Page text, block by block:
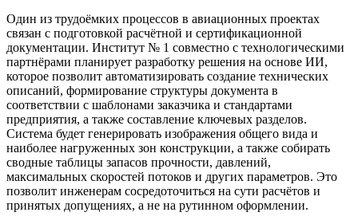
Один из трудоёмких процессов в авиационных проектах
связан с подготовкой расчётной и сертификационной
документации. Институт № 1 совместно с технологическими
партнёрами планирует разработку решения на основе ИИ,
которое позволит автоматизировать создание технических
описаний, формирование структуры документа в
соответствии с шаблонами заказчика и стандартами
предприятия, а также составление ключевых разделов.
Система будет генерировать изображения общего вида и
наиболее нагруженных зон конструкции, а также собирать
сводные таблицы запасов прочности, давлений,
максимальных скоростей потоков и других параметров. Это
позволит инженерам сосредоточиться на сути расчётов и
принятых допущениях, а не на рутинном оформлении.